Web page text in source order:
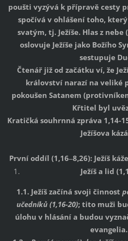
poušti vyzývá k přípravě cesty
spočívá v ohlášení toho,
svatým, tj. Ježíše. Hlas z nebe
oslovuje Ježíše jako Božího
sestupuje
Čtenář již od začátku ví, že
království narazí na veliké
pokoušen Satanem
Křtitel byl
Kratičká souhrnná zpráva 1,14-
Ježíšova
První oddíl (1,16–8,26): Ježíš
Ježíš a lid
1.1. Ježíš začíná svoji činnost
učedníků (1,16-20); tito muži
úlohu v hlásání a budou
evangelia.